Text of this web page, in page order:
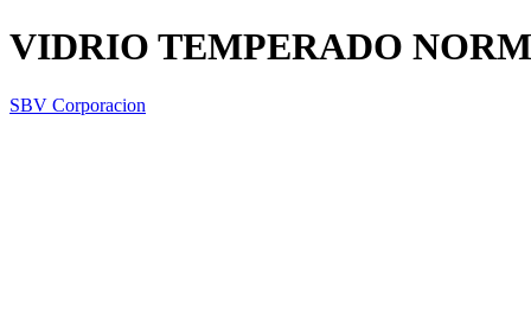
VIDRIO TEMPERADO
SBV Corporacion